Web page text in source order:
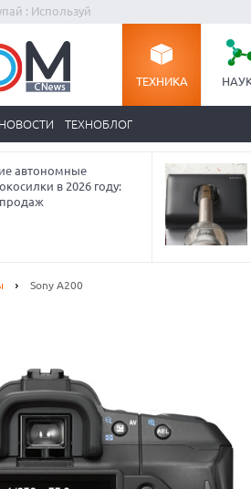
: Используй
ТЕХНИКА
НОВОСТИ ТЕХНОБЛОГ
автономные
в 2026 году:
Sony A200